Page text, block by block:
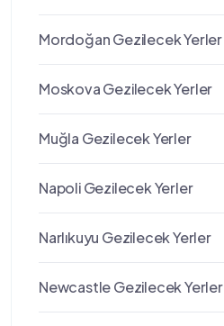
Mordoğan Gezilecek Yerler
Moskova Gezilecek Yerler
Muğla Gezilecek Yerler
Napoli Gezilecek Yerler
Narlıkuyu Gezilecek Yerler
Newcastle Gezilecek Yerler